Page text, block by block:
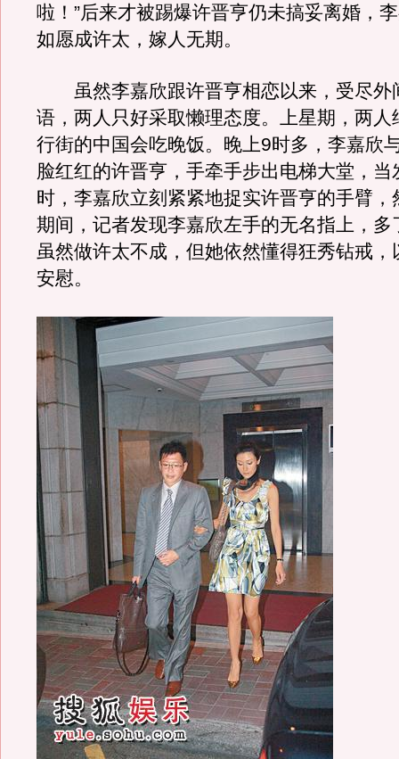
啦！”后来才被踢爆许晋亨仍未搞妥离婚，
如愿成许太，嫁人无期。
虽然李嘉欣跟许晋亨相恋以来，受尽外
语，两人只好采取懒理态度。上星期，两人
行街的中国会吃晚饭。晚上9时多，李嘉欣
脸红红的许晋亨，手牵手步出电梯大堂，当
时，李嘉欣立刻紧紧地捉实许晋亨的手臂，
期间，记者发现李嘉欣左手的无名指上，多
虽然做许太不成，但她依然懂得狂秀钻戒，
安慰。